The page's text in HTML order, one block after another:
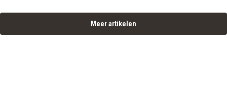
Meer artikelen